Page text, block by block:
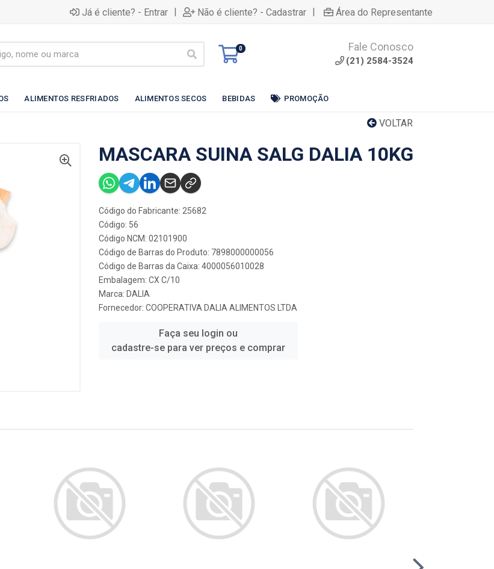
Já é cliente? - Entrar | Não é cliente? - Cadastrar | Área do Representante
0 Fale Conosco
(21) 2584-3524
ALIMENTOS RESFRIADOS ALIMENTOS SECOS BEBIDAS PROMOÇÃO
VOLTAR
MASCARA SUINA SALG DALIA 10KG
Código do Fabricante: 25682
Código: 56
Código NCM: 02101900
Código de Barras do Produto: 7898000000056
Código de Barras da Caixa: 4000056010028
Embalagem: CX C/10
Marca: DALIA
Fornecedor: COOPERATIVA DALIA ALIMENTOS LTDA
Faça seu login ou
cadastre-se para ver preços e comprar